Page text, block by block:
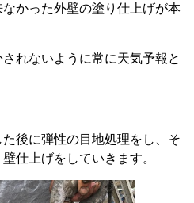
かった外壁の塗り仕上げが本
れないように常に天気予報と
後に弾性の目地処理をし、そ
仕上げをしていきます。